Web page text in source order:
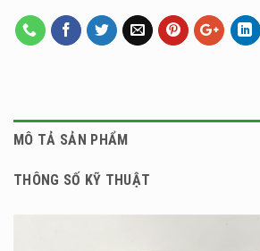
MÔ TẢ SẢN PHẨM
THÔNG SỐ KỸ THUẬT